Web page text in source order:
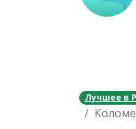
Лучшее в